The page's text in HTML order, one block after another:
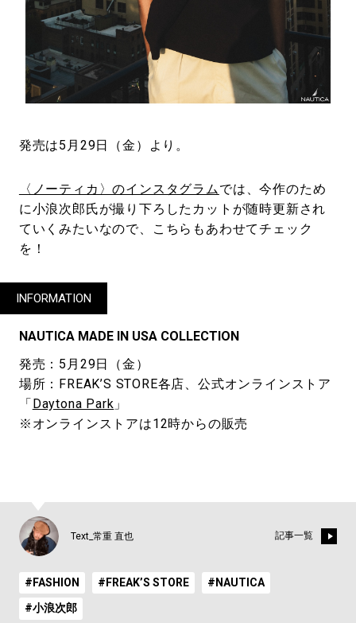
発売は5月29日（金）より。
〈ノーティカ〉のインスタグラムでは、今作のため
に小浪次郎氏が撮り下ろしたカットが随時更新され
ていくみたいなので、こちらもあわせてチェック
を！
INFORMATION
NAUTICA MADE IN USA COLLECTION
発売：5月29日（金）
場所：FREAK’S STORE各店、公式オンラインストア
「Daytona Park 」
※オンラインストアは12時からの販売
Text_常重 直也 記事一覧
#FASHION #FREAK’S STORE #NAUTICA
#小浪次郎